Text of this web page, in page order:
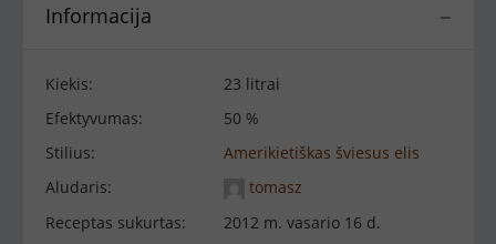
−
Informacija
Kiekis:
23 litrai
Efektyvumas:
50 %
Stilius:
Amerikietiškas šviesus elis
Aludaris:
tomasz
Receptas sukurtas:
2012 m. vasario 16 d.